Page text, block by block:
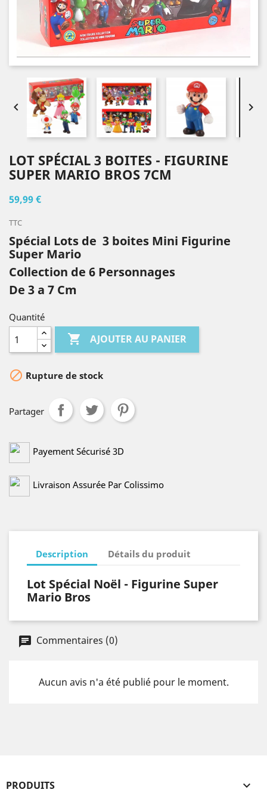
 
LOT SPÉCIAL 3 BOITES - FIGURINE
SUPER MARIO BROS 7CM
59,99 €
TTC
Spécial Lots de 3 boites Mini Figurine
Super Mario
Collection de 6 Personnages
De 3 a 7 Cm
Quantité
 AJOUTER AU PANIER
 Rupture de stock
Partager
Payement Sécurisé 3D
Livraison Assurée Par Colissimo
Description Détails du produit
Lot Spécial Noël - Figurine Super
Mario Bros
Commentaires (0)
Aucun avis n'a été publié pour le moment.
PRODUITS 